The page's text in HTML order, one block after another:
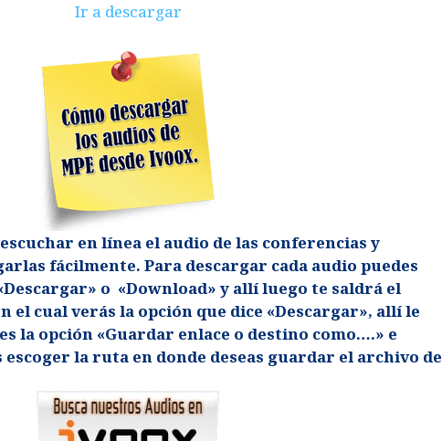
Ir a descargar
en línea el audio de las conferencias y
fácilmente. Para descargar cada audio puedes
o «Download» y allí luego te saldrá el
el cual verás la opción que dice «Descargar», allí le
la opción «Guardar enlace o destino como….» e
la ruta en donde deseas guardar el archivo de